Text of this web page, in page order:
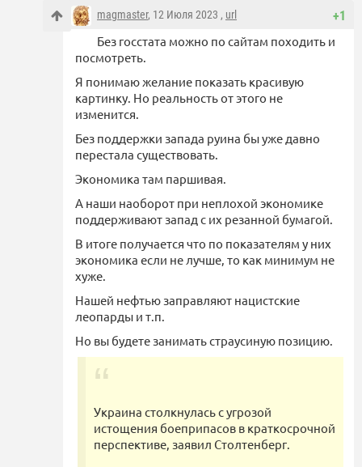
+1
magmaster, 12 Июля 2023 , url
Без госстата можно по сайтам походить и
посмотреть.
Я понимаю желание показать красивую
картинку. Но реальность от этого не
изменится.
Без поддержки запада руина бы уже давно
перестала существовать.
Экономика там паршивая.
А наши наоборот при неплохой экономике
поддерживают запад с их резанной бумагой.
В итоге получается что по показателям у них
экономика если не лучше, то как минимум не
хуже.
Нашей нефтью заправляют нацистские
леопарды и т.п.
Но вы будете занимать страусиную позицию.
Украина столкнулась с угрозой
истощения боеприпасов в краткосрочной
перспективе, заявил Столтенберг.